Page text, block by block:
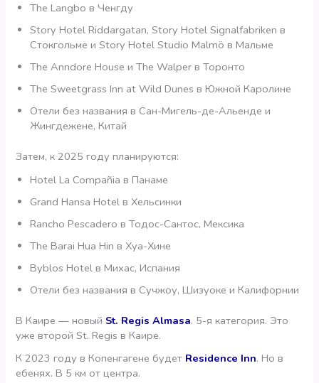
The Langbo в Ченгду
Story Hotel Riddargatan, Story Hotel Signalfabriken в
Стокгольме и Story Hotel Studio Malmö в Мальме
The Anndore House и The Walper в Торонто
The Sweetgrass Inn at Wild Dunes в Южной Каролине
Отели без названия в Сан-Мигель-де-Альенде и
Жингдежене, Китай
Затем, к 2025 году планируются:
Hotel La Compañia в Панаме
Grand Hansa Hotel в Хельсинки
Rancho Pescadero в Тодос-Сантос, Мексика
The Barai Hua Hin в Хуа-Хине
Byblos Hotel в Михас, Испания
Отели без названия в Сучжоу, Шизуоке и Калифорнии
В Каире — новый St. Regis Almasa. 5-я категория. Это
уже второй St. Regis в Каире.
К 2023 году в Копенгагене будет Residence Inn. Но в
ебенях. В 5 км от центра.